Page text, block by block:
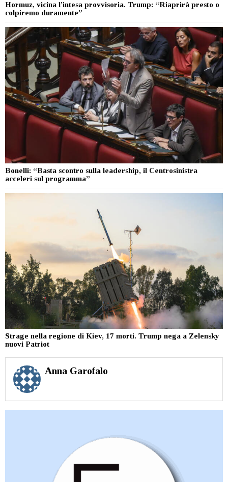
Hormuz, vicina l’intesa provvisoria. Trump: “Riaprirà presto o
colpiremo duramente”
Bonelli: “Basta scontro sulla leadership, il Centrosinistra
acceleri sul programma”
Strage nella regione di Kiev, 17 morti. Trump nega a Zelensky
nuovi Patriot
Anna Garofalo